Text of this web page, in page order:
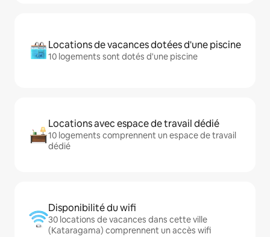
Locations de vacances dotées d'une piscine
10 logements sont dotés d'une piscine
Locations avec espace de travail dédié
10 logements comprennent un espace de travail
dédié
Disponibilité du wifi
30 locations de vacances dans cette ville
(Kataragama) comprennent un accès wifi